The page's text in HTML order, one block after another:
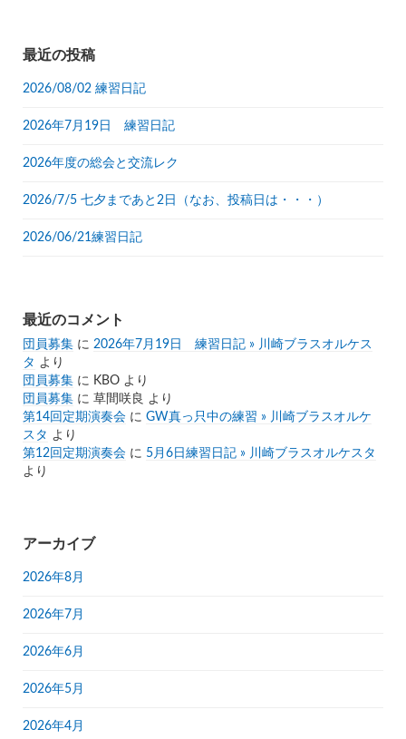
リ
ー
最近の投稿
2026/08/02 練習日記
2026年7月19日 練習日記
2026年度の総会と交流レク
2026/7/5 七夕まであと2日（なお、投稿日は・・・）
2026/06/21練習日記
最近のコメント
団員募集 に 2026年7月19日 練習日記 » 川崎ブラスオルケス
タ より
団員募集 に KBO より
団員募集 に 草間咲良 より
第14回定期演奏会 に GW真っ只中の練習 » 川崎ブラスオルケ
スタ より
第12回定期演奏会 に 5月6日練習日記 » 川崎ブラスオルケスタ
より
アーカイブ
2026年8月
2026年7月
2026年6月
2026年5月
2026年4月